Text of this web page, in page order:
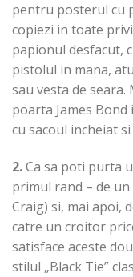
pentru posterul cu
copiezi in toate
papionul desfacut,
pistolul in mana,
sau vesta de
poarta James
cu sacoul incheiat
2.Ca sa poti purta
primul rand – de
Craig) si, mai apoi,
catre un croitor
satisface aceste
stilul „Black Tie”